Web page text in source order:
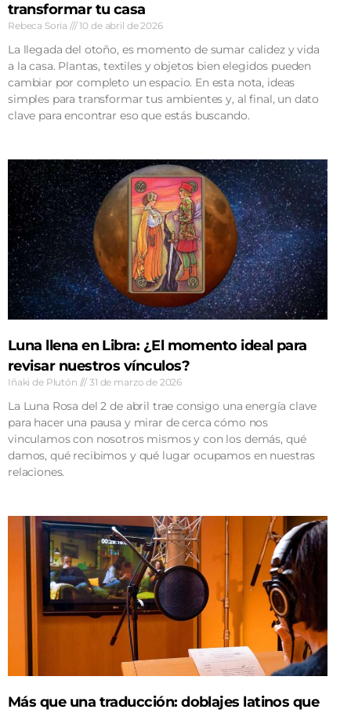
transformar tu casa
Rebeca Soria 10 de abril de 2026
La llegada del otoño, es momento de sumar calidez y vida
a la casa. Plantas, textiles y objetos bien elegidos pueden
cambiar por completo un espacio. En esta nota, ideas
simples para transformar tus ambientes y, al final, un dato
clave para encontrar eso que estás buscando.
Luna llena en Libra: ¿El momento ideal para
revisar nuestros vínculos?
Iñaki de Plutón 31 de marzo de 2026
La Luna Rosa del 2 de abril trae consigo una energía clave
para hacer una pausa y mirar de cerca cómo nos
vinculamos con nosotros mismos y con los demás, qué
damos, qué recibimos y qué lugar ocupamos en nuestras
relaciones.
Más que una traducción: doblajes latinos que